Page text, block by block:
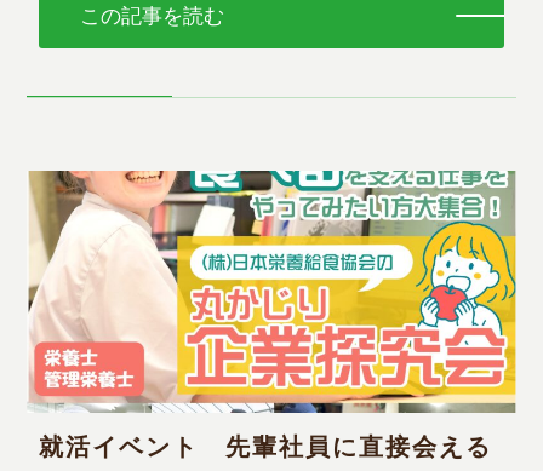
この記事を読む
就活イベント 先輩社員に直接会える